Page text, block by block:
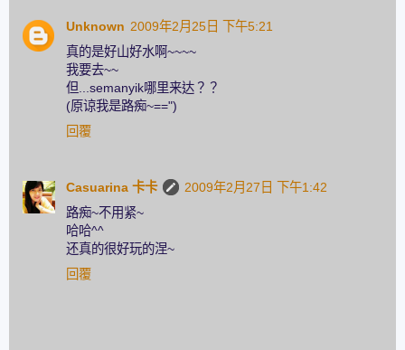
Unknown 2009年2月25日 下午5:21
真的是好山好水啊~~~~
我要去~~
但...semanyik哪里来达？？
(原谅我是路痴~==")
回覆
Casuarina 卡卡
2009年2月27日 下午1:42
路痴~不用紧~
哈哈^^
还真的很好玩的涅~
回覆